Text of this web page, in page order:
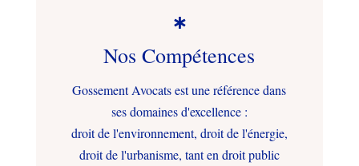

Nos Compétences
Gossement Avocats est une référence dans
ses domaines d'excellence :
droit de l'environnement, droit de l'énergie,
droit de l'urbanisme, tant en droit public